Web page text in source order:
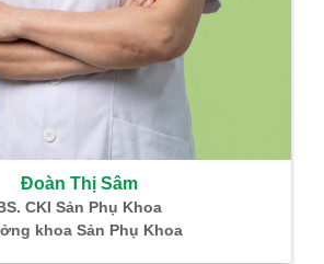
Đoàn Thị Sâm
BS. CKI Sản Phụ Khoa
khoa Sản Phụ Khoa